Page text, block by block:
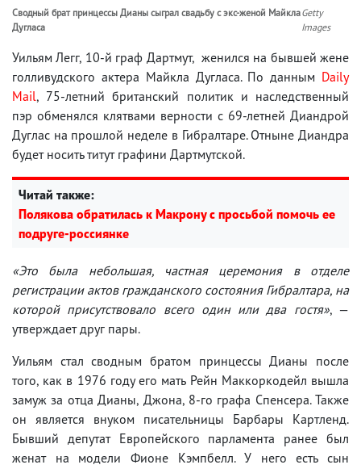
Сводный брат принцессы Дианы сыграл свадьбу с экс-женой Майкла
Дугласа
Getty
Images
Уильям Легг, 10-й граф Дартмут, женился на бывшей жене
голливудского актера Майкла Дугласа. По данным Daily
Mail, 75-летний британский политик и наследственный
пэр обменялся клятвами верности с 69-летней Диандрой
Дуглас на прошлой неделе в Гибралтаре. Отныне Диандра
будет носить титут графини Дартмутской.
Читай также:
Полякова обратилась к Макрону с просьбой помочь ее
подруге-россиянке
«Это была небольшая, частная церемония в отделе
регистрации актов гражданского состояния Гибралтара, на
которой присутствовало всего один или два гостя», —
утверждает друг пары.
Уильям стал сводным братом принцессы Дианы после
того, как в 1976 году его мать Рейн Маккоркодейл вышла
замуж за отца Дианы, Джона, 8-го графа Спенсера. Также
он является внуком писательницы Барбары Картленд.
Бывший депутат Европейского парламента ранее был
женат на модели Фионе Кэмпбелл. У него есть сын